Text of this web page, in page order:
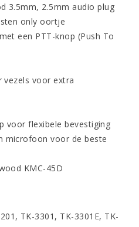
3.5mm, 2.5mm audio plug
only oortje
een PTT-knop (Push To
vezels voor extra
voor flexibele bevestiging
microfoon voor de beste
KMC-45D
TK-3301, TK-3301E, TK-